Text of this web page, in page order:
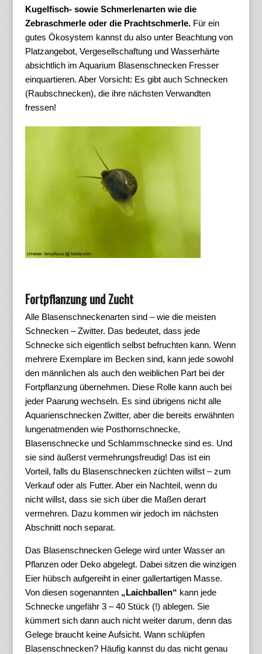
Kugelfisch- sowie Schmerlenarten wie die
Zebraschmerle oder die Prachtschmerle. Für ein
gutes Ökosystem kannst du also unter Beachtung von
Platzangebot, Vergesellschaftung und Wasserhärte
absichtlich im Aquarium Blasenschnecken Fresser
einquartieren. Aber Vorsicht: Es gibt auch Schnecken
(Raubschnecken), die ihre nächsten Verwandten
fressen!
Fortpflanzung und Zucht
Alle Blasenschneckenarten sind – wie die meisten
Schnecken – Zwitter. Das bedeutet, dass jede
Schnecke sich eigentlich selbst befruchten kann. Wenn
mehrere Exemplare im Becken sind, kann jede sowohl
den männlichen als auch den weiblichen Part bei der
Fortpflanzung übernehmen. Diese Rolle kann auch bei
jeder Paarung wechseln. Es sind übrigens nicht alle
Aquarienschnecken Zwitter, aber die bereits erwähnten
lungenatmenden wie Posthornschnecke,
Blasenschnecke und Schlammschnecke sind es. Und
sie sind äußerst vermehrungsfreudig! Das ist ein
Vorteil, falls du Blasenschnecken züchten willst – zum
Verkauf oder als Futter. Aber ein Nachteil, wenn du
nicht willst, dass sie sich über die Maßen derart
vermehren. Dazu kommen wir jedoch im nächsten
Abschnitt noch separat.
Das Blasenschnecken Gelege wird unter Wasser an
Pflanzen oder Deko abgelegt. Dabei sitzen die winzigen
Eier hübsch aufgereiht in einer gallertartigen Masse.
Von diesen sogenannten „Laichballen“ kann jede
Schnecke ungefähr 3 – 40 Stück (!) ablegen. Sie
kümmert sich dann auch nicht weiter darum, denn das
Gelege braucht keine Aufsicht. Wann schlüpfen
Blasenschnecken? Häufig kannst du das nicht genau